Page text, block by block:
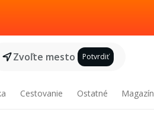
Zvoľte mesto Potvrdiť
Cestovanie Ostatné Magazín